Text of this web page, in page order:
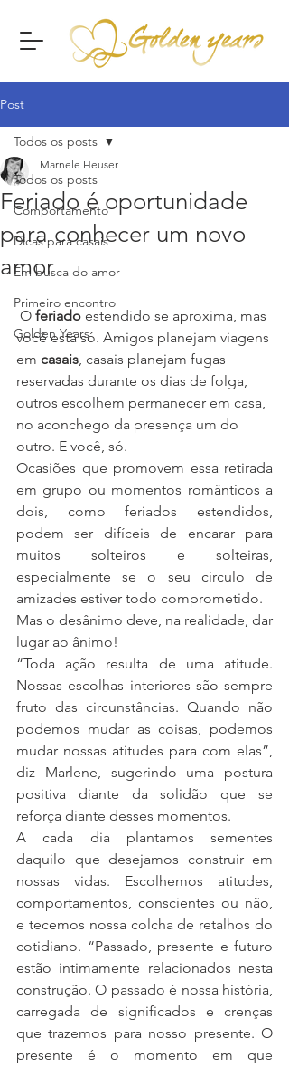
Post
Todos os posts
Comportamento
Dicas para casais
Em busca do amor
Primeiro encontro
Golden Years
Todos os posts
Feriado é oportunidade
para conhecer um novo
amor
Marnele Heuser
O feriado estendido se aproxima, mas
você está só. Amigos planejam viagens
em casais, casais planejam fugas
reservadas durante os dias de folga,
outros escolhem permanecer em casa,
no aconchego da presença um do
outro. E você, só.
Ocasiões que promovem essa retirada
em grupo ou momentos românticos a
dois, como feriados estendidos,
podem ser difíceis de encarar para
muitos solteiros e solteiras,
especialmente se o seu círculo de
amizades estiver todo comprometido.
Mas o desânimo deve, na realidade, dar
lugar ao ânimo!
“Toda ação resulta de uma atitude.
Nossas escolhas interiores são sempre
fruto das circunstâncias. Quando não
podemos mudar as coisas, podemos
mudar nossas atitudes para com elas”,
diz Marlene, sugerindo uma postura
positiva diante da solidão que se
reforça diante desses momentos.
A cada dia plantamos sementes
daquilo que desejamos construir em
nossas vidas. Escolhemos atitudes,
comportamentos, conscientes ou não,
e tecemos nossa colcha de retalhos do
cotidiano. “Passado, presente e futuro
estão intimamente relacionados nesta
construção. O passado é nossa história,
carregada de significados e crenças
que trazemos para nosso presente. O
presente é o momento em que